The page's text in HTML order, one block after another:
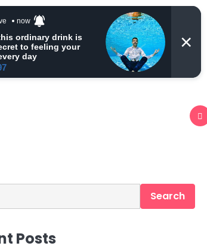
Search
Posts